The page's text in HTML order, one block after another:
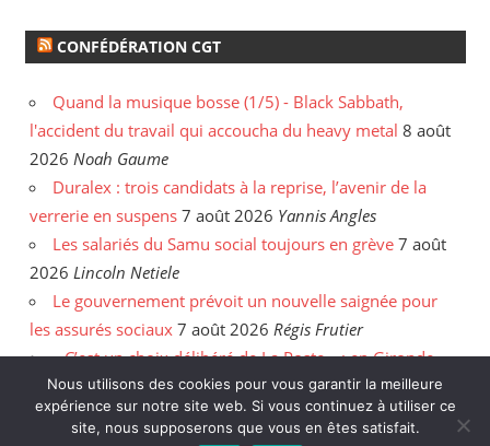
CONFÉDÉRATION CGT
Quand la musique bosse (1/5) - Black Sabbath,
l'accident du travail qui accoucha du heavy metal 8 août
2026 Noah Gaume
Duralex : trois candidats à la reprise, l’avenir de la
verrerie en suspens 7 août 2026 Yannis Angles
Les salariés du Samu social toujours en grève 7 août
2026 Lincoln Netiele
Le gouvernement prévoit un nouvelle saignée pour
les assurés sociaux 7 août 2026 Régis Frutier
« C’est un choix délibéré de La Poste » : en Gironde,
les postiers sommés de rattraper leurs heures 6 août
2026 Yannis Angles
Nous utilisons des cookies pour vous garantir la meilleure
expérience sur notre site web. Si vous continuez à utiliser ce
site, nous supposerons que vous en êtes satisfait.